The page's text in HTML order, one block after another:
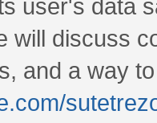
user's data
will discuss
and a way